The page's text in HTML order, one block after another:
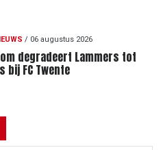
/ 06 augustus 2026
degradeert Lammers tot
bij FC Twente